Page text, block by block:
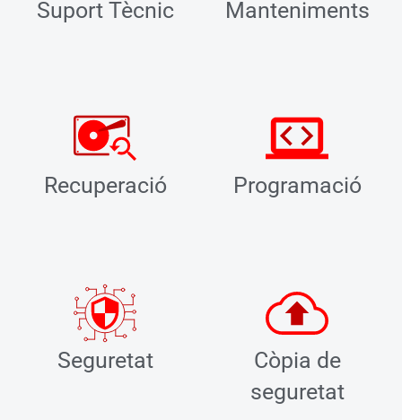
Suport Tècnic Manteniments
Recuperació Programació
Seguretat
Còpia de
seguretat